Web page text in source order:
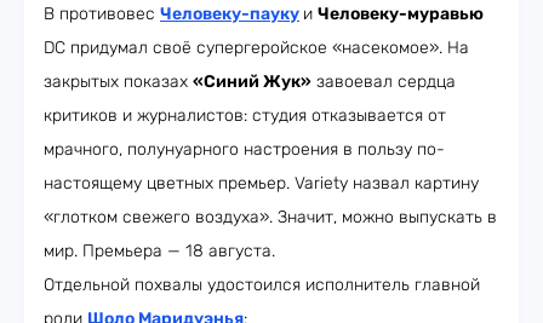
В противовес Человеку-пауку и Человеку-муравью
DC придумал своё супергеройское «насекомое». На
закрытых показах «Синий Жук» завоевал сердца
критиков и журналистов: студия отказывается от
мрачного, полунуарного настроения в пользу по-
настоящему цветных премьер. Variety назвал картину
«глотком свежего воздуха». Значит, можно выпускать в
мир. Премьера — 18 августа.
Отдельной похвалы удостоился исполнитель главной
роли Шоло Маридуэнья: